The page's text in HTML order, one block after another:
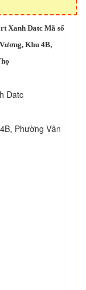
Xanh Datc Mã số
Khu 4B,
Datc
Phường Vân